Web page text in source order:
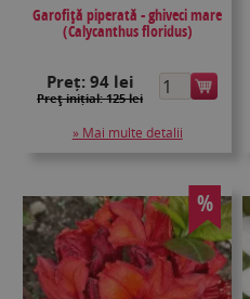
Garofiță piperată - ghiveci mare
(Calycanthus floridus)
Preț: 94 lei
Preţ inițial: 125 lei
» Mai multe detalii
%